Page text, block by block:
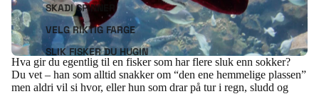
SKADI SPINNER
VELG RIKTIG FARGE
SLIK FISKER DU HUGIN
Hva gir du egentlig til en fisker som har flere sluk enn sokker?
Du vet – han som alltid snakker om “den ene hemmelige plassen”
men aldri vil si hvor, eller hun som drar på tur i regn, sludd og